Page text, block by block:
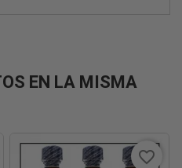
EN LA MISMA
favorite_border